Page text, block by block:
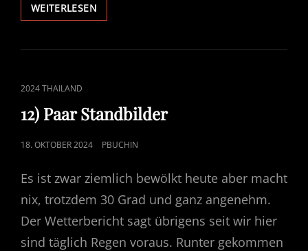
WEITERLESEN13)
STREETFOOD
CAT
LINKS
2024 THAILAND
12) Paar Standbilder
POSTED
18. OKTOBER 2024 PBUCHIN
Es ist zwar ziemlich bewölkt heute aber macht
nix, trotzdem 30 Grad und ganz angenehm.
Der Wetterbericht sagt übrigens seit wir hier
sind täglich Regen voraus. Runter gekommen